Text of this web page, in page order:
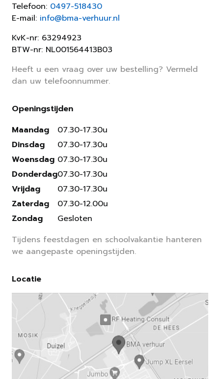
Telefoon: 0497-518430
E-mail: info@bma-verhuur.nl
KvK-nr: 63294923
BTW-nr: NL001564413B03
Heeft u een vraag over uw bestelling? Vermeld
dan uw telefoonnummer.
Openingstijden
Maandag
Dinsdag
Woensdag
Donderdag
Vrijdag
Zaterdag
Zondag
07.30-17.30u
07.30-17.30u
07.30-17.30u
07.30-17.30u
07.30-17.30u
07.30-12.00u
Gesloten
Tijdens feestdagen en schoolvakantie hanteren
we aangepaste openingstijden.
Locatie